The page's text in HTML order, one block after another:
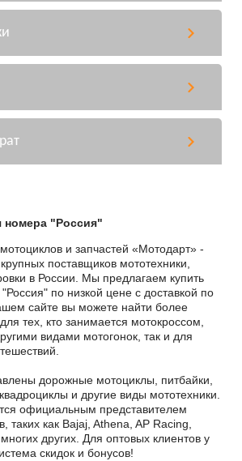
номера "Россия"
и запчастей «Мотодарт» -
поставщиков мототехники,
в России. Мы предлагаем купить
по низкой цене с доставкой по
сайте вы можете найти более
тех, кто занимается мотокроссом,
видами мотогонок, так и для
дорожные мотоциклы, питбайки,
и другие виды мототехники.
официальным представителем
таких как Bajaj, Athena, AP Racing,
других. Для оптовых клиентов у
скидок и бонусов!